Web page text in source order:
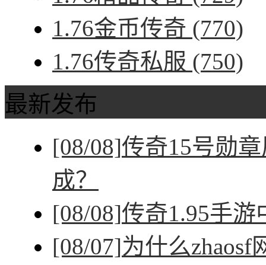
1.76金币传奇 (770)
1.76传奇私服 (750)
最新发布
[08/08]传奇15号勋
成？
[08/08]传奇1.95手
[08/07]为什么